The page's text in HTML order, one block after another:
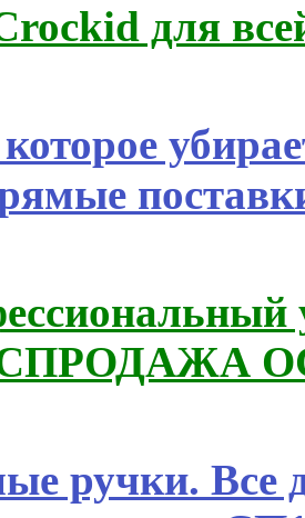
для
ручки. Все